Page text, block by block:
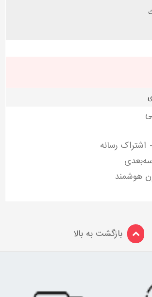
رسانه
هوشمند
بازگشت به بالا